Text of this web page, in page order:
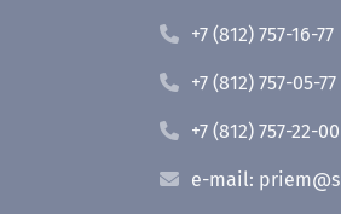
+7 (812) 757-16-77
+7 (812) 757-05-77
+7 (812) 757-22-00
e-mail: